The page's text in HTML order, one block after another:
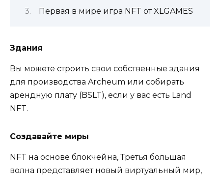
Первая в мире игра NFT от XLGAMES
Здания
Вы можете строить свои собственные здания
для производства Archeum или собирать
арендную плату (BSLT), если у вас есть Land
NFT.
Создавайте миры
NFT на основе блокчейна, Третья большая
волна представляет новый виртуальный мир,